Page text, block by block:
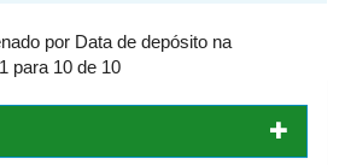
por Data de depósito na
para 10 de 10